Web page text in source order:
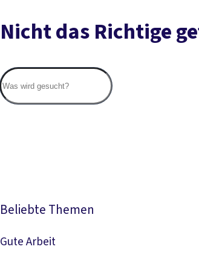
Nicht das Richtige
Beliebte Themen
Gute Arbeit